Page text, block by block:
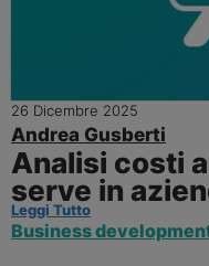
26 Dicembre 2025
Andrea Gusberti
Analisi costi
serve in
Leggi Tutto
Business